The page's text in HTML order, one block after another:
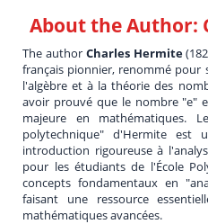
About the Author:
The author Charles Hermite
français pionnier, renommé pour
l'algèbre et à la théorie des
avoir prouvé que le nombre "e"
majeure en mathématiques.
polytechnique" d'Hermite
introduction rigoureuse à
pour les étudiants de l'École
concepts fondamentaux en
faisant une ressource
mathématiques avancées.